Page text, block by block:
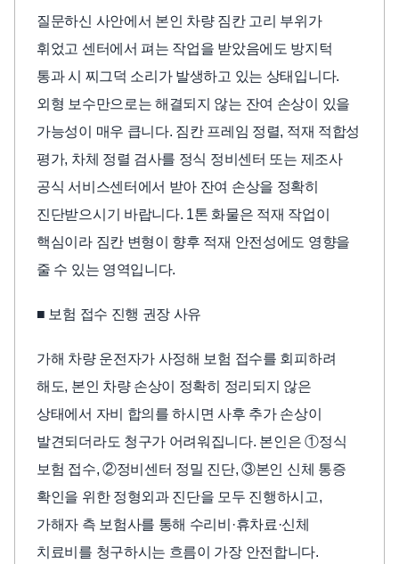
질문하신 사안에서 본인 차량 짐칸 고리 부위가
휘었고 센터에서 펴는 작업을 받았음에도 방지턱
통과 시 찌그덕 소리가 발생하고 있는 상태입니다.
외형 보수만으로는 해결되지 않는 잔여 손상이 있을
가능성이 매우 큽니다. 짐칸 프레임 정렬, 적재 적합성
평가, 차체 정렬 검사를 정식 정비센터 또는 제조사
공식 서비스센터에서 받아 잔여 손상을 정확히
진단받으시기 바랍니다. 1톤 화물은 적재 작업이
핵심이라 짐칸 변형이 향후 적재 안전성에도 영향을
줄 수 있는 영역입니다.
■ 보험 접수 진행 권장 사유
가해 차량 운전자가 사정해 보험 접수를 회피하려
해도, 본인 차량 손상이 정확히 정리되지 않은
상태에서 자비 합의를 하시면 사후 추가 손상이
발견되더라도 청구가 어려워집니다. 본인은 ①정식
보험 접수, ②정비센터 정밀 진단, ③본인 신체 통증
확인을 위한 정형외과 진단을 모두 진행하시고,
가해자 측 보험사를 통해 수리비·휴차료·신체
치료비를 청구하시는 흐름이 가장 안전합니다.